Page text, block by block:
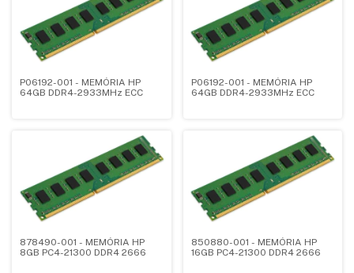
P06192-001 - MEMÓRIA HP
64GB DDR4-2933MHz ECC
P06192-001 - MEMÓRIA HP
64GB DDR4-2933MHz ECC
878490-001 - MEMÓRIA HP
8GB PC4-21300 DDR4 2666
850880-001 - MEMÓRIA HP
16GB PC4-21300 DDR4 2666